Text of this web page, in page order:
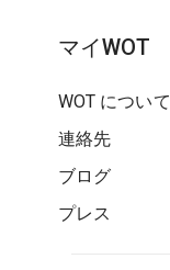
マイWOT
WOT について
連絡先
ブログ
プレス